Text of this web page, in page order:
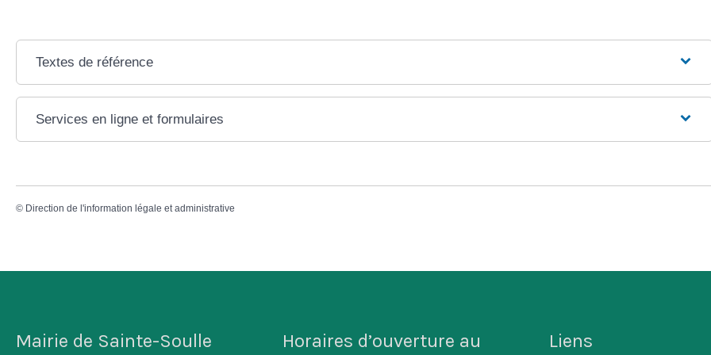
Textes de référence
Services en ligne et formulaires
© Direction de l'information légale et administrative
Mairie de Sainte-Soulle Horaires d’ouverture au Liens